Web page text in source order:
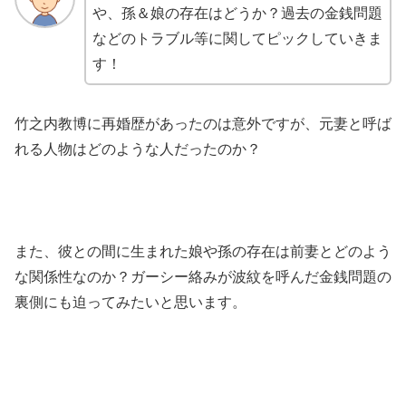
や、孫＆娘の存在はどうか？過去の金銭問題
などのトラブル等に関してピックしていきま
す！
竹之内教博に再婚歴があったのは意外ですが、元妻と呼ば
れる人物はどのような人だったのか？
また、彼との間に生まれた娘や孫の存在は前妻とどのよう
な関係性なのか？ガーシー絡みが波紋を呼んだ金銭問題の
裏側にも迫ってみたいと思います。